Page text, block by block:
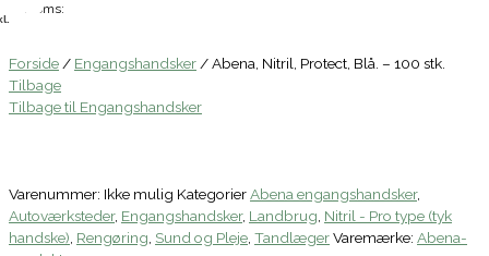
Moms:
Forside/ Engangshandsker/ Abena, Nitril, Protect, Blå. – 100 stk.
Tilbage
Tilbage til Engangshandsker
Varenummer: Ikke mulig KategorierAbena engangshandsker,
Autoværksteder, Engangshandsker, Landbrug, Nitril - Pro type (tyk
handske), Rengøring, Sund og Pleje, TandlægerVaremærke: Abena-